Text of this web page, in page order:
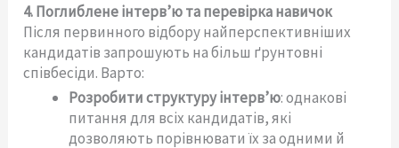
4. Поглиблене інтерв’ю та перевірка навичок
Після первинного відбору найперспективніших
кандидатів запрошують на більш ґрунтовні
співбесіди. Варто:
Розробити структуру інтерв’ю: однакові
питання для всіх кандидатів, які
дозволяють порівнювати їх за одними й